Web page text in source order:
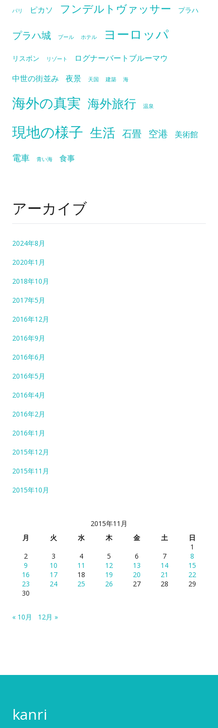
パリ ピカソ フンデルトヴァッサー プラハ
プラハ城 プール ホテル ヨーロッパ
リスボン リゾート
ログナーバートブルーマウ
中世の街並み
夜景 天国 建築 海
海外の真実 海外旅行 温泉
現地の様子 生活 石畳 空港 美術館
電車 青い海 食事
アーカイブ
2024年8月
2020年1月
2018年10月
2017年5月
2016年12月
2016年9月
2016年6月
2016年5月
2016年4月
2016年2月
2016年1月
2015年12月
2015年11月
2015年10月
2015年11月
月
火 水 木 金 土
日
1
2
3 4 5 6 7
8
9
10 11 12 13 14
15
16
17 18 19 20 21
22
23
24 25 26 27 28
29
30
« 10月 12月 »
kanri